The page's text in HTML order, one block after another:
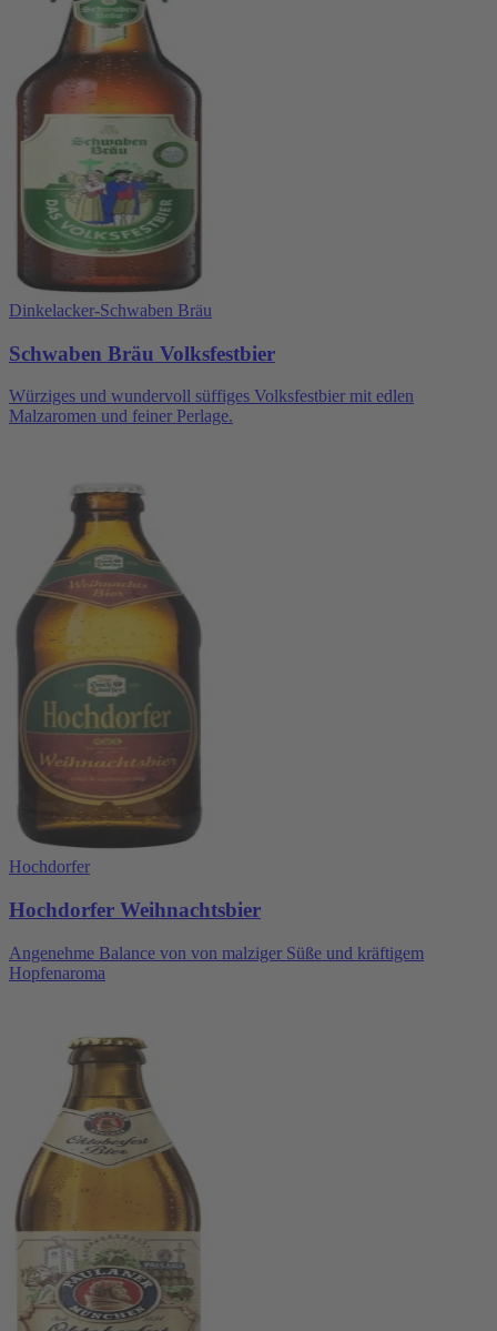
Dinkelacker-Schwaben Bräu
Schwaben Bräu Volksfestbier
Würziges und wundervoll süffiges Volksfestbier mit edlen
Malzaromen und feiner Perlage.
Hochdorfer
Hochdorfer Weihnachtsbier
Angenehme Balance von von malziger Süße und kräftigem
Hopfenaroma